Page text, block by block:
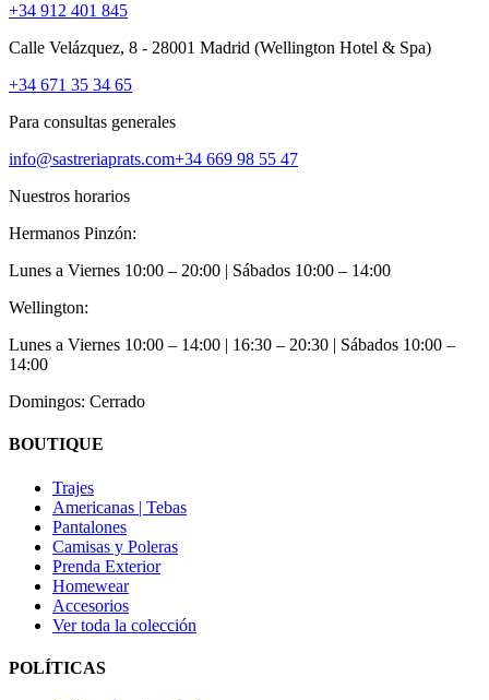
+34 912 401 845
Calle Velázquez, 8 - 28001 Madrid (Wellington Hotel & Spa)
+34 671 35 34 65
Para consultas generales
info@sastreriaprats.com+34 669 98 55 47
Nuestros horarios
Hermanos Pinzón:
Lunes a Viernes 10:00 – 20:00 | Sábados 10:00 – 14:00
Wellington:
Lunes a Viernes 10:00 – 14:00 | 16:30 – 20:30 | Sábados 10:00 –
14:00
Domingos: Cerrado
BOUTIQUE
Trajes
Americanas | Tebas
Pantalones
Camisas y Poleras
Prenda Exterior
Homewear
Accesorios
Ver toda la colección
POLÍTICAS